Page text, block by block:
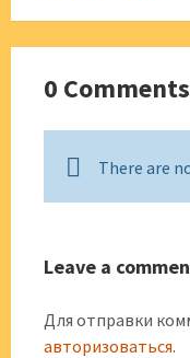
0 Comments
There are
Leave a
Для отправки
авторизоваться.